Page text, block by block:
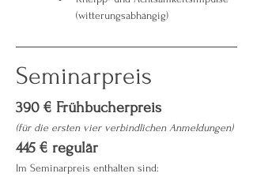
(witterungsabhängig)
Seminarpreis
390 € Frühbucherpreis
(für die ersten vier verbindlichen Anmeldungen)
445 € regulär
Im Seminarpreis enthalten sind: